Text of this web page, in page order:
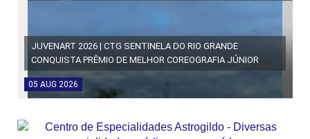
JUVENART 2026 | CTG SENTINELA DO RIO GRANDE
CONQUISTA PRÊMIO DE MELHOR COREOGRAFIA JÚNIOR
05 AUG 2026